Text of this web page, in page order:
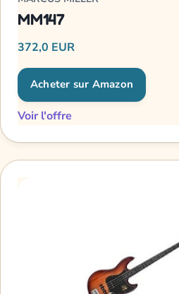
MM147
372,0 EUR
Acheter sur Amazon
Voir l'offre